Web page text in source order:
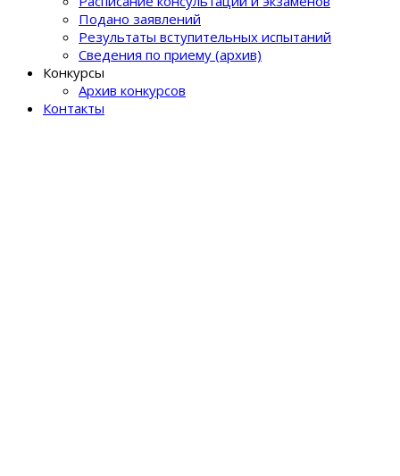
Подано заявлений
Результаты вступительных испытаний
Сведения по приему (архив)
Конкурсы
Архив конкурсов
Контакты